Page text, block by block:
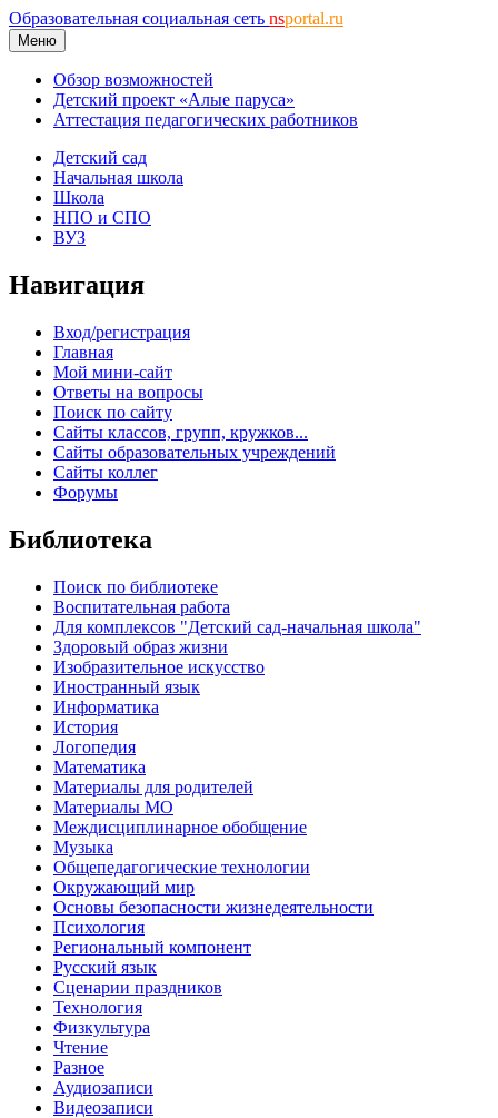
Образовательная социальная сеть nsportal.ru
Меню
Обзор возможностей
Детский проект «Алые паруса»
Аттестация педагогических работников
Детский сад
Начальная школа
Школа
НПО и СПО
ВУЗ
Навигация
Вход/регистрация
Главная
Мой мини-сайт
Ответы на вопросы
Поиск по сайту
Сайты классов, групп, кружков...
Сайты образовательных учреждений
Сайты коллег
Форумы
Библиотека
Поиск по библиотеке
Воспитательная работа
Для комплексов "Детский сад-начальная школа"
Здоровый образ жизни
Изобразительное искусство
Иностранный язык
Информатика
История
Логопедия
Математика
Материалы для родителей
Материалы МО
Междисциплинарное обобщение
Музыка
Общепедагогические технологии
Окружающий мир
Основы безопасности жизнедеятельности
Психология
Региональный компонент
Русский язык
Сценарии праздников
Технология
Физкультура
Чтение
Разное
Аудиозаписи
Видеозаписи